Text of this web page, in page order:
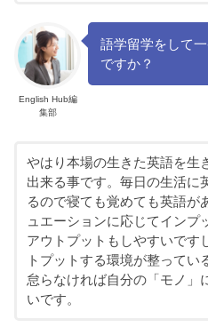
English Hub編
集部
語学留学をして
ですか？
やはり本場の生きた英語を生
出来る事です。毎日の生活に
るので寝ても覚めても英語が
ュエーションに応じてインプ
アウトプットもしやすいです
トプットする環境が整ってい
怠らなければ自分の「モノ」
いです。